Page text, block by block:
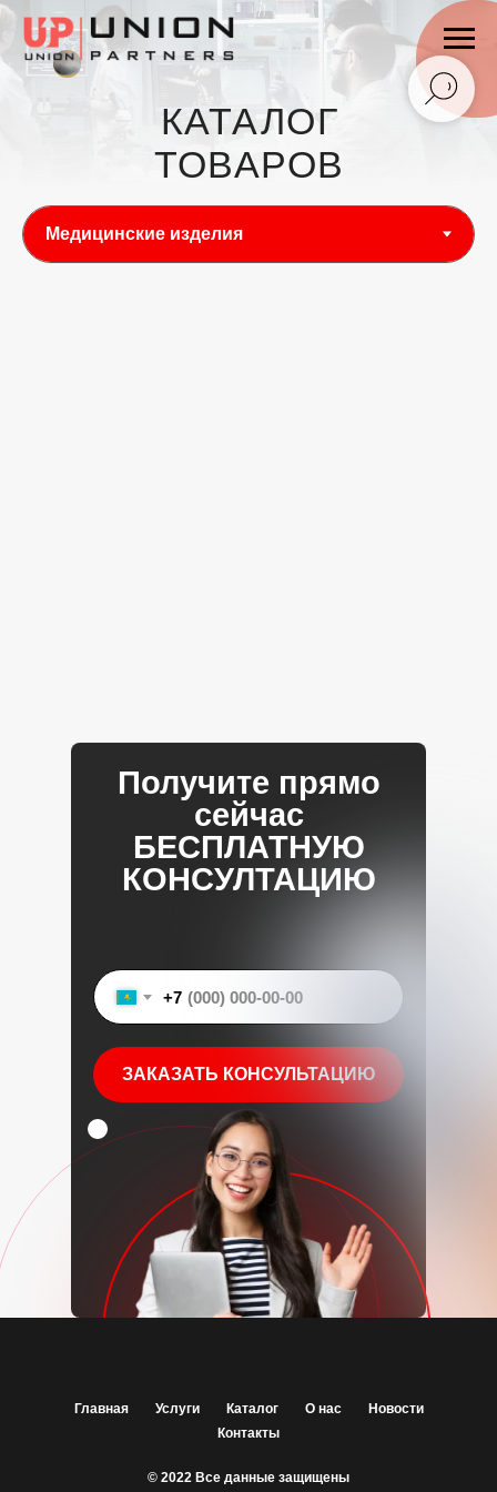
КАТАЛОГ
ТОВАРОВ
+7
ЗАКАЗАТЬ КОНСУЛЬТАЦИЮ
Получите прямо
сейчас
БЕСПЛАТНУЮ
КОНСУЛТАЦИЮ
Главная Услуги Каталог О нас
Новости
Контакты
© 2022 Все данные защищены